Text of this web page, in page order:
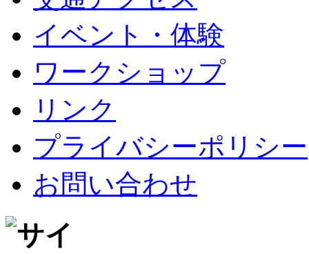
イベント・体験
ワークショップ
リンク
プライバシーポリシー
お問い合わせ